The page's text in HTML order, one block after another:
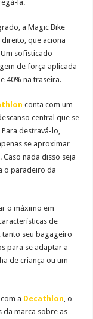
la.
a Magic Bike
que aciona
sofisticado
de força aplicada
40% na traseira.
conta com um
central que se
destravá-lo,
se aproximar
nada disso seja
o paradeiro da
o máximo em
de
tanto seu bagageiro
para se adaptar a
de criança ou um
a Decathlon , o
da marca sobre as